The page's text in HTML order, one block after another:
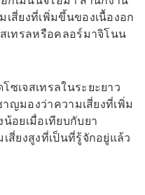
สี่ยงที่เพิ่มขึ้นของเนื้องอก
เทรลหรือคลอร์มาจิโนน
เจสเทรลในระยะยาว
าญมองว่าความเสี่ยงที่เพิ่ม
อยเมื่อเทียบกับยา
สี่ยงสูงที่เป็นที่รู้จักอยู่แล้ว